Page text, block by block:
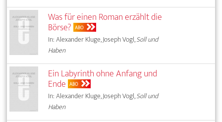
Was für einen Roman erzählt die
Börse? ABO
In: Alexander Kluge, Joseph Vogl,Soll und
Haben
Ein Labyrinth ohne Anfang und
Ende ABO
In: Alexander Kluge, Joseph Vogl,Soll und
Haben